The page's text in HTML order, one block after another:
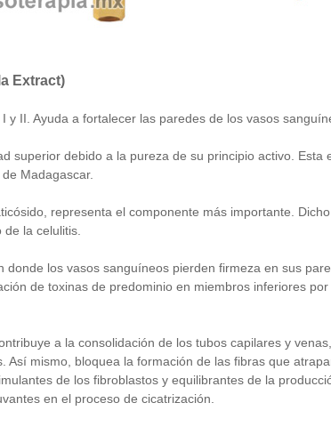
Extract)
II. Ayuda a fortalecer las paredes de los vasos
superior debido a la pureza de su principio activo.
Madagascar.
representa el componente más importante.
la celulitis.
donde los vasos sanguíneos pierden firmeza en sus
de toxinas de predominio en miembros inferiores
a la consolidación de los tubos capilares y
mismo, bloquea la formación de las fibras que
de los fibroblastos y equilibrantes de la
en el proceso de cicatrización.